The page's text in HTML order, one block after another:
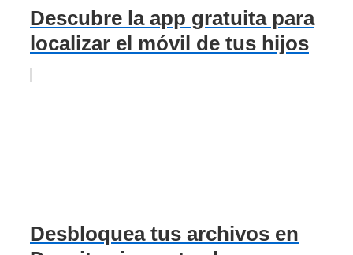
Descubre la app gratuita para
localizar el móvil de tus hijos
Desbloquea tus archivos en